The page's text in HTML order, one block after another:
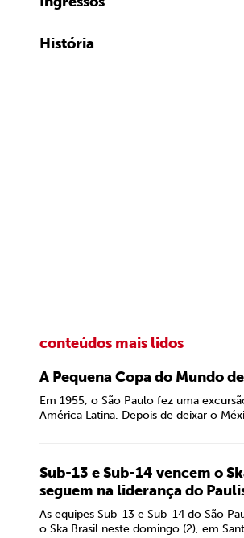
História
conteúdos mais lidos
A Pequena Copa do Mundo
Em 1955, o São Paulo fez uma
América Latina. Depois de deixar o
Sub-13 e Sub-14 vencem o
seguem na liderança do
As equipes Sub-13 e Sub-14 do São
o Ska Brasil neste domingo (2), em